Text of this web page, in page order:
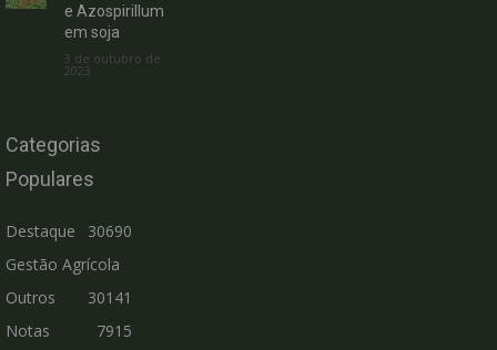
e Azospirillum
em soja
3 de outubro de
2023
Categorias
Populares
Destaque
30690
Gestão Agrícola
30141
Outros
7915
Notas